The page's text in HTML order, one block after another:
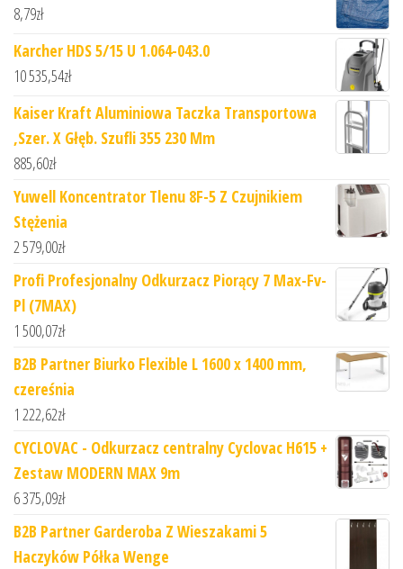
8,79zł
Karcher HDS 5/15 U 1.064-043.0
10 535,54zł
Kaiser Kraft Aluminiowa Taczka Transportowa
,Szer. X Głęb. Szufli 355 230 Mm
885,60zł
Yuwell Koncentrator Tlenu 8F-5 Z Czujnikiem
Stężenia
2 579,00zł
Profi Profesjonalny Odkurzacz Piorący 7 Max-Fv-
Pl (7MAX)
1 500,07zł
B2B Partner Biurko Flexible L 1600 x 1400 mm,
czereśnia
1 222,62zł
CYCLOVAC - Odkurzacz centralny Cyclovac H615 +
Zestaw MODERN MAX 9m
6 375,09zł
B2B Partner Garderoba Z Wieszakami 5
Haczyków Półka Wenge